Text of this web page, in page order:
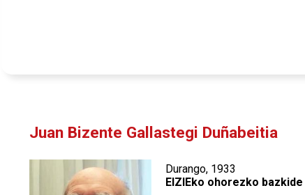
Juan Bizente Gallastegi Duñabeitia
Durango, 1933
EIZIEko ohorezko bazkide